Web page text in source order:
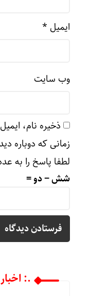
ایمیل *
وب‌ سایت
ذخیره نام،
زمانی که دوباره
لطفا پاسخ را به
شش − دو =
.: